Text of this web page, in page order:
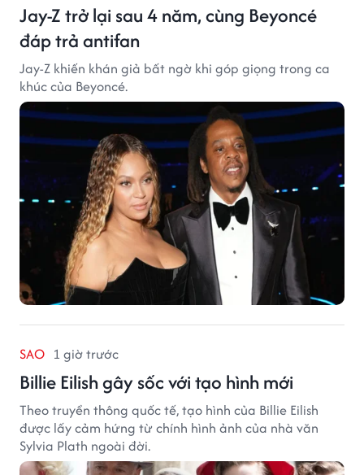
Jay-Z trở lại sau 4 năm, cùng Beyoncé
đáp trả antifan
Jay-Z khiến khán giả bất ngờ khi góp giọng trong ca
khúc của Beyoncé.
SAO 1 giờ trước
Billie Eilish gây sốc với tạo hình mới
Theo truyền thông quốc tế, tạo hình của Billie Eilish
được lấy cảm hứng từ chính hình ảnh của nhà văn
Sylvia Plath ngoài đời.